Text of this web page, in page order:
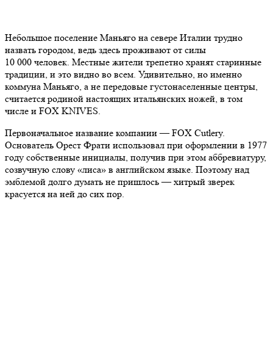
Небольшое поселение Маньяго на севере Италии трудно
назвать городом, ведь здесь проживают от силы
10 000 человек. Местные жители трепетно хранят старинные
традиции, и это видно во всем. Удивительно, но именно
коммуна Маньяго, а не передовые густонаселенные центры,
считается родиной настоящих итальянских ножей, в том
числе и FOX KNIVES.
Первоначальное название компании — FOX Cutlery.
Основатель Орест Фрати использовал при оформлении в 1977
году собственные инициалы, получив при этом аббревиатуру,
созвучную слову «лиса» в английском языке. Поэтому над
эмблемой долго думать не пришлось — хитрый зверек
красуется на ней до сих пор.